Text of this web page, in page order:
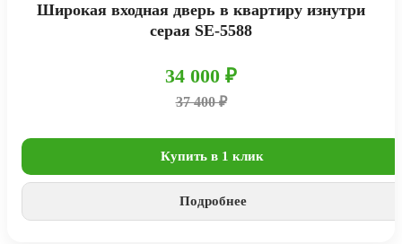
Широкая входная дверь в квартиру изнутри
серая SE-5588
34 000 ₽
37 400 ₽
Купить в 1 клик
Подробнее